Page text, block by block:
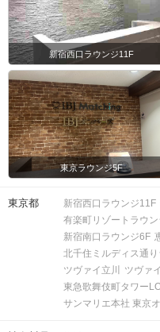
新宿西口ラウンジ11F
東京ラウンジ5F
東京都 新宿西口ラウンジ11F
有楽町リゾートラウン
新宿南口ラウンジ6F
北千住ミルディス通
ツヴァイ立川
ツヴァ
東急歌舞伎町タワー
サンマリエ本社 東京